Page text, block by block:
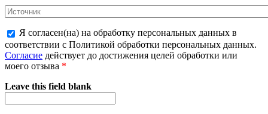
Я согласен(на) на обработку персональных данных в
соответствии с Политикой обработки персональных данных.
Согласие действует до достижения целей обработки или
моего отзыва *
Leave this field blank